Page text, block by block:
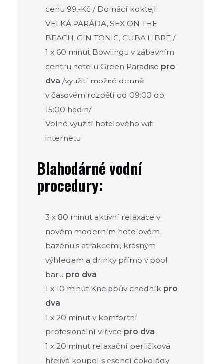
cenu 99,-Kč / Domácí koktejl
VELKÁ PARÁDA, SEX ON THE
BEACH, GIN TONIC, CUBA LIBRE /
1 x 60 minut Bowlingu v zábavním
centru hotelu Green Paradise pro
dva /využití možné denně
v časovém rozpětí od 09:00 do
15:00 hodin/
Volné využití hotelového wifi
internetu
Blahodárné vodní
procedury:
3 x 80 minut aktivní relaxace v
novém moderním hotelovém
bazénu s atrakcemi, krásným
výhledem a drinky přímo v pool
baru pro dva
1 x 10 minut Kneippův chodník pro
dva
1 x 20 minut v komfortní
profesionální vířivce pro dva
1 x 20 minut relaxační perličková
hřejivá koupel s esencí čokolády